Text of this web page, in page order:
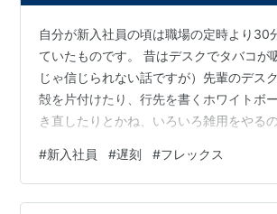
自分が新入社員の頃は職場の定時より30
ていたものです。 昔はデスクでタバコが
じゃ信じられない話ですが）先輩のデス
殻を片付けたり、行先を書くホワイトボ
き直したりとかね、いろいろ雑用をやる
人君。 研修中のリクルートスーツからは
（今風が何なのかよくわかりませんがw
を過ぎて出社してきます。 勤務先がフレ
#新入社員 #遅刻 #フレックス